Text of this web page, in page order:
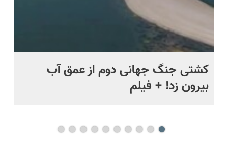
کشتی‌ جنگ جهانی دوم از عمق آب
بیرون زد! + فیلم